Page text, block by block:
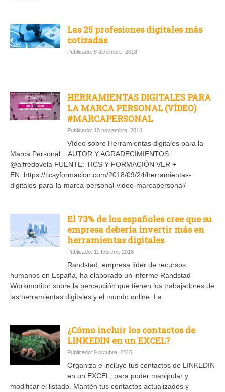
Las 25 profesiones digitales más
cotizadas
Publicado: 8 diciembre, 2018
HERRAMIENTAS DIGITALES PARA
LA MARCA PERSONAL (VÍDEO)
#MARCAPERSONAL
Publicado: 10 noviembre, 2018
Vídeo sobre Herramientas digitales para la
Marca Personal. AUTOR Y AGRADECIMIENTOS :
@alfredovela FUENTE: TICS Y FORMACIÓN VER +
EN: https://ticsyformacion.com/2018/09/24/herramientas-
digitales-para-la-marca-personal-video-marcapersonal/
El 73% de los españoles cree que su
empresa debería invertir más en
herramientas digitales
Publicado: 11 febrero, 2016
Randstad, empresa líder de recursos
humanos en España, ha elaborado un informe Randstad
Workmonitor sobre la percepción que tienen los trabajadores de
las herramientas digitales y el mundo online. La
¿Cómo incluir los contactos de
LINKEDIN en un EXCEL?
Publicado: 9 octubre, 2015
Organiza e incluye tus contactos de LINKEDIN
en un EXCEL, para poder manipular y
modificar el listado. Mantén tus contactos actualizados y